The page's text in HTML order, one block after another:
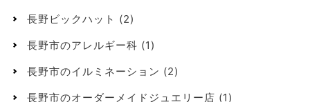
長野ビックハット (2)
長野市のアレルギー科 (1)
長野市のイルミネーション (2)
長野市のオーダーメイドジュエリー店 (1)